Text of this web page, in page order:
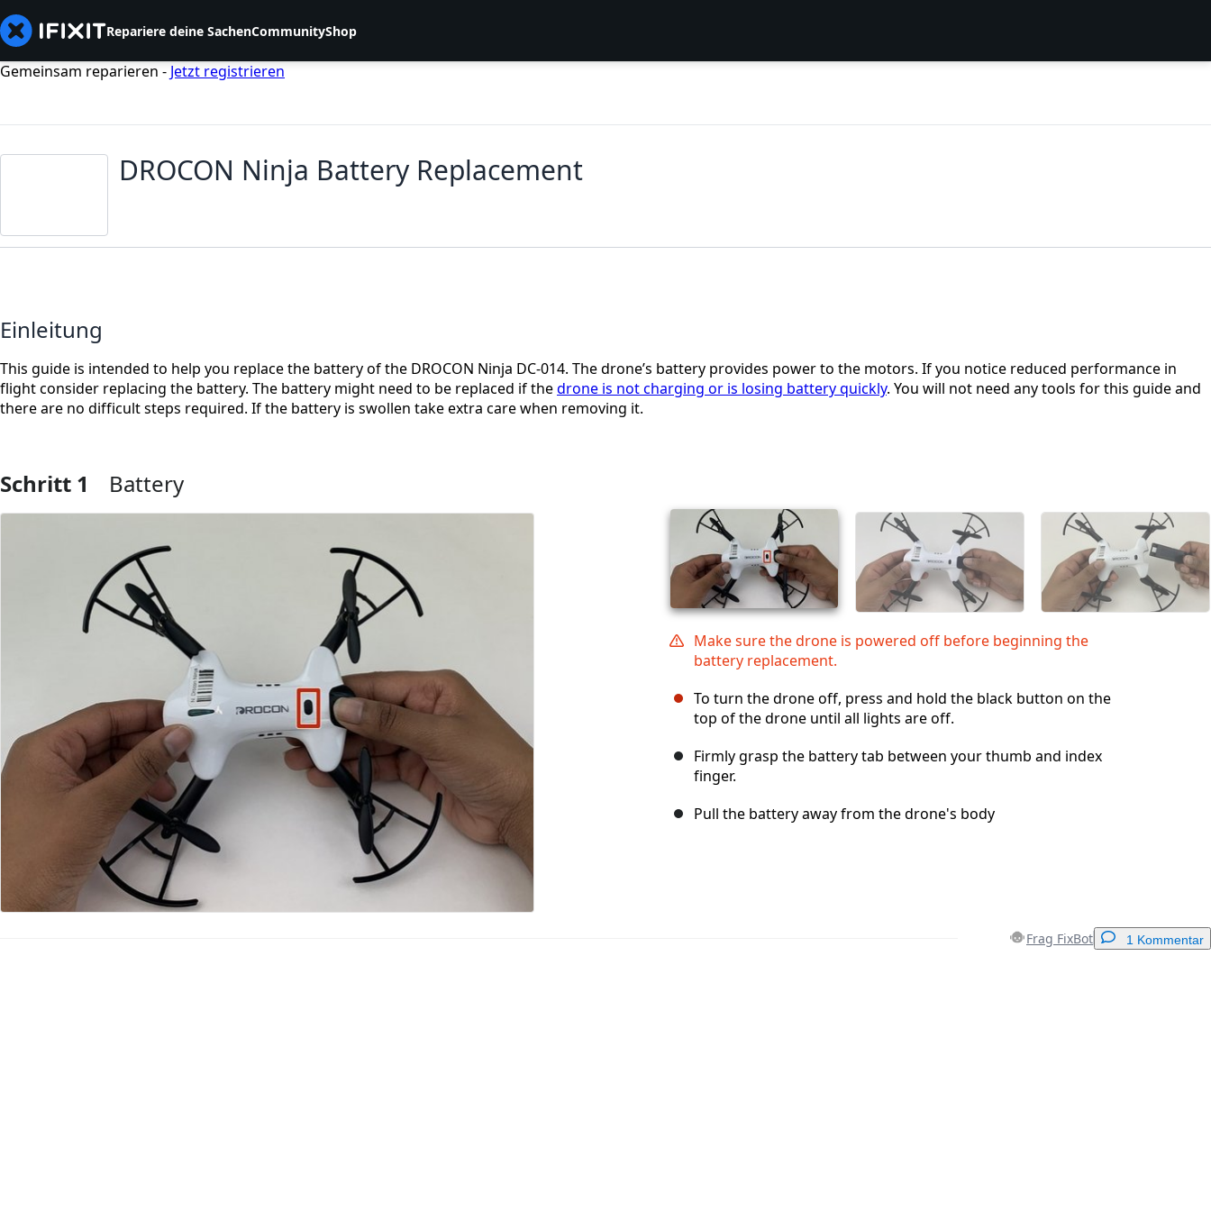
Repariere deine SachenCommunityShop
Gemeinsam reparieren - Jetzt registrieren
DROCON Ninja Battery Replacement
Einleitung
This guide is intended to help you replace the battery of the DROCON Ninja DC-014. The drone’s battery provides power to the motors. If you notice reduced performance in
flight consider replacing the battery. The battery might need to be replaced if thedrone is not charging or is losing battery quickly. You will not need any tools for this guide and
there are no difficult steps required. If the battery is swollen take extra care when removing it.
Schritt 1 Battery
Make sure the drone is powered off before beginning the
battery replacement.
To turn the drone off, press and hold the black button on the
top of the drone until all lights are off.
Firmly grasp the battery tab between your thumb and index
finger.
Pull the battery away from the drone's body
Frag FixBot 1 Kommentar